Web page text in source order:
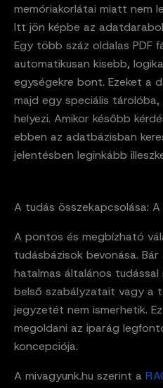
memóriakorlátai miatt nem
Itt jön képbe az
Egy több száz oldalas PDF
automatikusan kisebb,
egységekre bont. Ezeket a
majd egy speciális
helyezi. Amikor később
ebben az adatbázisban
jelentésben leginkább
A tudás összekapcsolása:
A pontos és megbízható
tudásbázisok bevonása.
hatalmas általános
belső szabályzatait vagy a
jegyzetét nem ismerhetik.
megoldani az iparág
koncepciója.
A mivagyunk.hu szerint a